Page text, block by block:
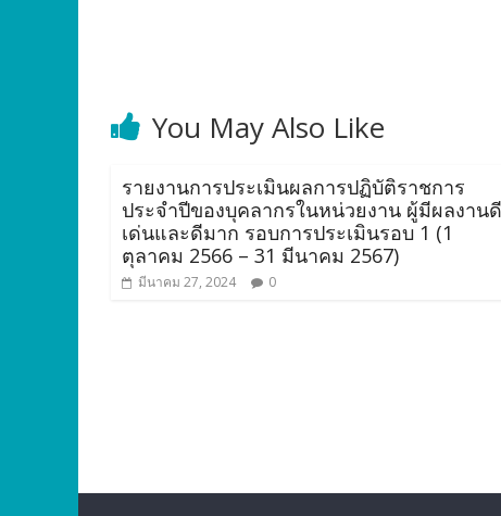
You May Also Like
รายงานการประเมินผลการปฏิบัติราชการ
ประจำปีของบุคลากรในหน่วยงาน ผู้มีผลงานดี
เด่นและดีมาก รอบการประเมินรอบ 1 (1
ตุลาคม 2566 – 31 มีนาคม 2567)
มีนาคม 27, 2024 0